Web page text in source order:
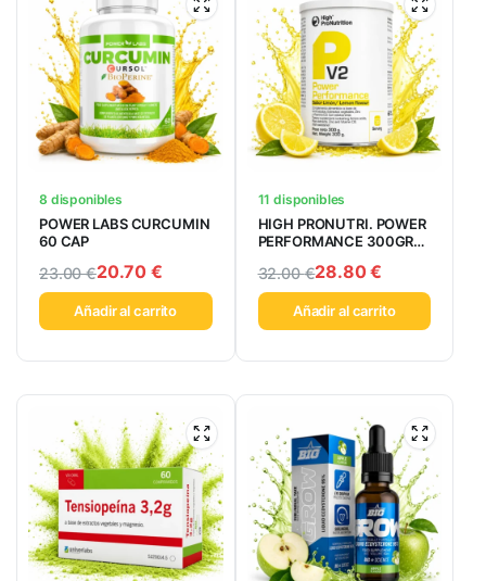
8 disponibles
POWER LABS CURCUMIN
60 CAP
23.00€20.70 €
Añadir al carrito
11 disponibles
HIGH PRONUTRI. POWER
PERFORMANCE 300GR
32.00€28.80€
Añadir al carrito